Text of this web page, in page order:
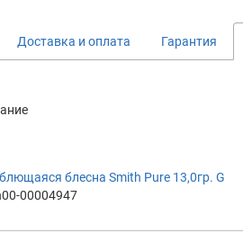
Доставка и оплата Гарантия
блесна Smith Pure 13,0гр. G
00004947